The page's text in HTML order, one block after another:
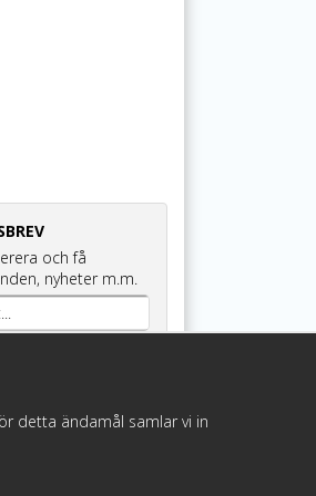
och få
nyheter m.m.
detta ändamål samlar vi in